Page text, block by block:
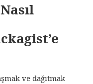
ve dağıtmak